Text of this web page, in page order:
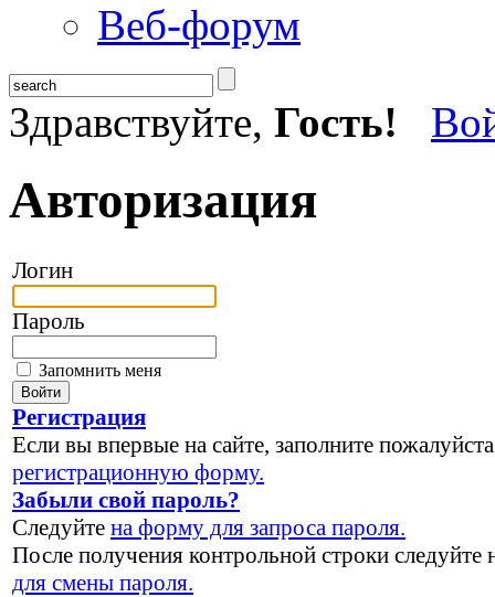
Веб-форум
Здравствуйте, Гость!
Авторизация
Логин
Пароль
Запомнить меня
Регистрация
Если вы впервые на сайте, заполните пожалуйста
регистрационную форму.
Забыли свой пароль?
Следуйте на форму для запроса пароля.
После получения контрольной строки следуйте
для смены пароля.